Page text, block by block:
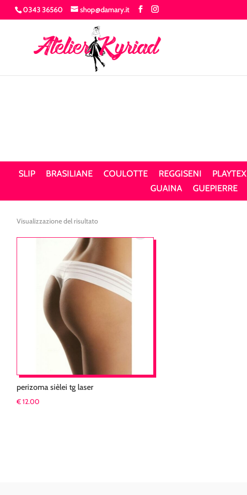
0343 36560 shop@damary.it
SLIP BRASILIANE COULOTTE REGGISENI PLAYTEX
GUAINA
GUEPIERRE
Visualizzazione del risultato
perizoma sièlei tg laser
€12.00